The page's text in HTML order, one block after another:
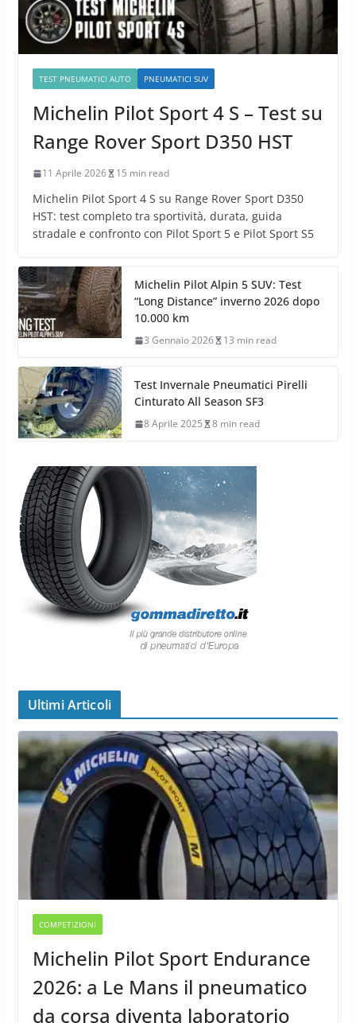
TEST PNEUMATICI AUTO PNEUMATICI SUV
Michelin Pilot Sport 4 S – Test su
Range Rover Sport D350 HST
11 Aprile 2026 15 min read
Michelin Pilot Sport 4 S su Range Rover Sport D350
HST: test completo tra sportività, durata, guida
stradale e confronto con Pilot Sport 5 e Pilot Sport S5
Michelin Pilot Alpin 5 SUV: Test
“Long Distance” inverno 2026 dopo
10.000 km
3 Gennaio 2026 13 min read
Test Invernale Pneumatici Pirelli
Cinturato All Season SF3
8 Aprile 2025 8 min read
Ultimi Articoli
COMPETIZIONI
Michelin Pilot Sport Endurance
2026: a Le Mans il pneumatico
da corsa diventa laboratorio